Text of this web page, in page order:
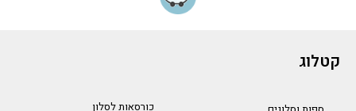
קטלוג
כורסאות לסלון